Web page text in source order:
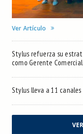
Ver Artículo
Stylus refuerza su
como Gerente
Stylus lleva a 11 canales